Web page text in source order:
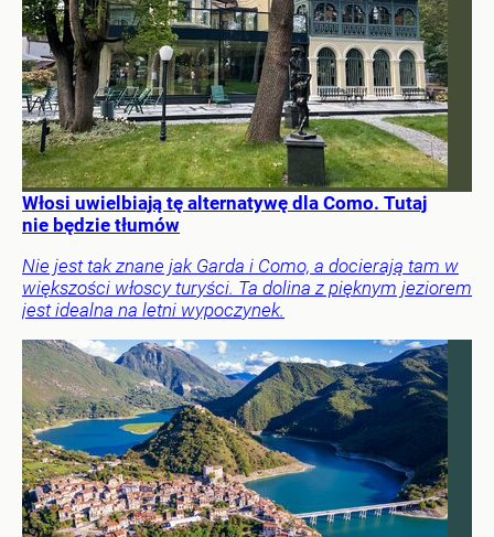
Włosi uwielbiają tę alternatywę dla Como. Tutaj
nie będzie tłumów
Nie jest tak znane jak Garda i Como, a docierają tam w
większości włoscy turyści. Ta dolina z pięknym jeziorem
jest idealna na letni wypoczynek.